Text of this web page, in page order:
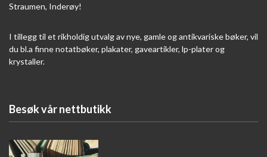
Straumen, Inderøy!
I tillegg til et rikholdig utvalg av nye, gamle og antikvariske bøker, vil
du bl.a finne notatbøker, plakater, gaveartikler, lp-plater og
krystaller.
Besøk vår nettbutikk